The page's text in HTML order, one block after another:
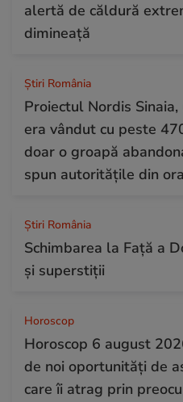
alertă de căldură
dimineață
Știri România
Proiectul Nordis
era vândut cu peste
doar o groapă
spun autoritățile din
Știri România
Schimbarea la Față a
și superstiții
Horoscop
Horoscop 6 august
de noi oportunități de
care îi atrag prin